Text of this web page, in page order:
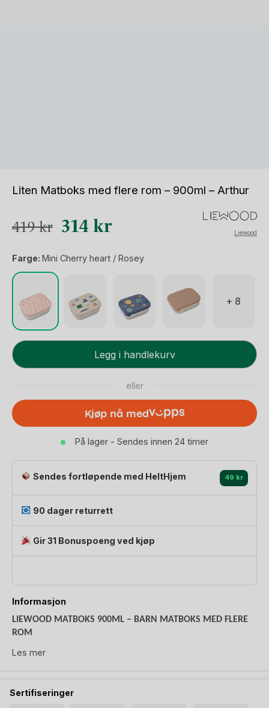
Liten Matboks med flere rom – 900ml – Arthur
419kr Opprinnelig
var:
314krNåværende
er:
Liewood
Farge: Mini Cherry heart / Rosey
+ 8
Liten
Matboks
rom
-
Arthur
antall
Legg i handlekurv
eller
Kjøp nå med
På lager - Sendes innen 24 timer
Sendes fortløpende med HeltHjem 49 kr
90 dager returrett
Gir 31 Bonuspoeng ved kjøp
Informasjon
LIEWOOD MATBOKS 900ML – BARN MATBOKS MED FLERE
ROM
En lett matboks med romdeler i rustfritt stål, rommer 900ml
tre rom kan du sende variert og fargerik mat i en og samme
matpakke; brødskive, frukt, grønnsaker og annen fargerik
Les mer
Sertifiseringer